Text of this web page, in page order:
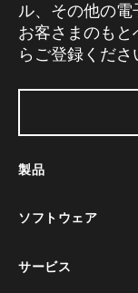
ル、その他の電
お客さまのも
らご登録くださ
製品
ソフトウェア
サービス